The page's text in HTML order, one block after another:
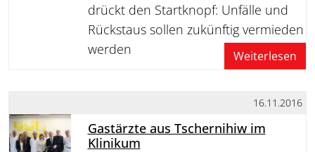
drückt den Startknopf: Unfälle und
Rückstaus sollen zukünftig vermieden
werden
Weiterlesen
16.11.2016
Gastärzte aus Tschernihiw im
Klinikum